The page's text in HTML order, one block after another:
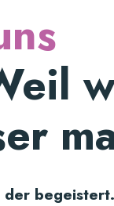
begeistert.